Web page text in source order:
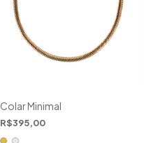
Colar Minimal
R$395,00